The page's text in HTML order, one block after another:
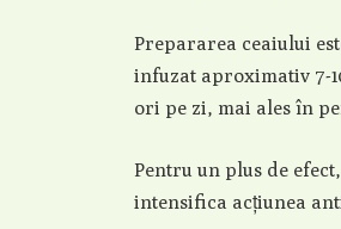
Prepararea ceaiului
infuzat aproximativ 7-
ori pe zi, mai ales în
Pentru un plus de
intensifica acțiunea